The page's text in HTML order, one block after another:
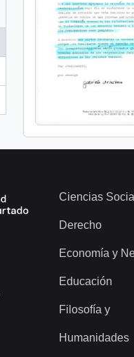
Ciencias
Derecho
Economía y
Educación
Filosofía y
Humanidades